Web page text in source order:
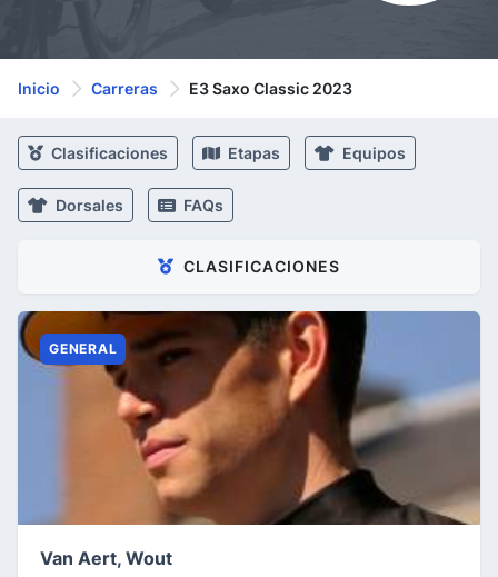
Inicio Carreras E3 Saxo Classic 2023
Clasificaciones Etapas Equipos
Dorsales FAQs
CLASIFICACIONES
GENERAL
Van Aert, Wout